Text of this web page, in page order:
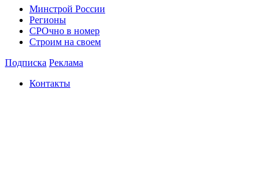
Минстрой России
Регионы
СРОчно в номер
Строим на своем
Подписка Реклама
Контакты